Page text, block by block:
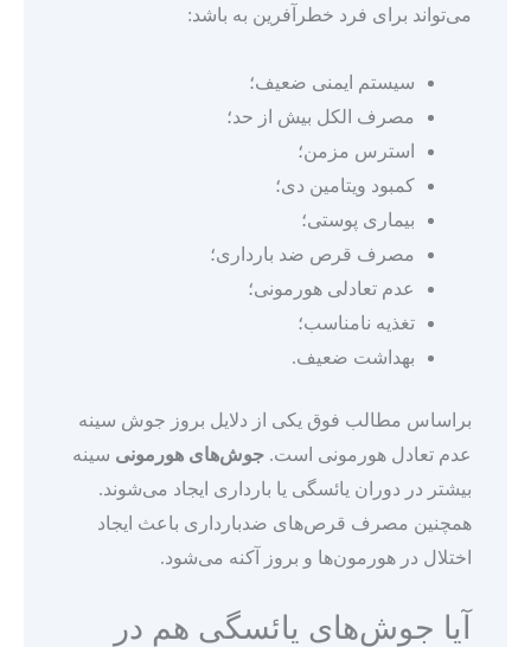
می‌تواند برای فرد خطرآفرین به باشد:
سیستم ایمنی ضعیف؛
مصرف الکل بیش از حد؛
استرس مزمن؛
کمبود ویتامین دی؛
بیماری پوستی؛
مصرف قرص ضد بارداری؛
عدم تعادلی هورمونی؛
تغذیه نامناسب؛
بهداشت ضعیف.
براساس مطالب فوق یکی از دلایل بروز جوش سینه
عدم تعادل هورمونی است. جوش‌های هورمونی سینه
بیشتر در دوران یائسگی یا بارداری ایجاد می‌شوند.
همچنین مصرف قرص‌های ضدبارداری باعث ایجاد
اختلال در هورمون‌ها و بروز آکنه می‌شود.
آیا جوش‌های یائسگی هم در